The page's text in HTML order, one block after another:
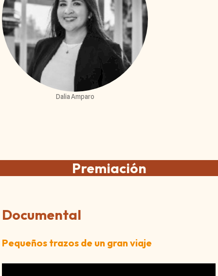
Dalia Amparo
Premiación
Documental
Pequeños trazos de un gran viaje